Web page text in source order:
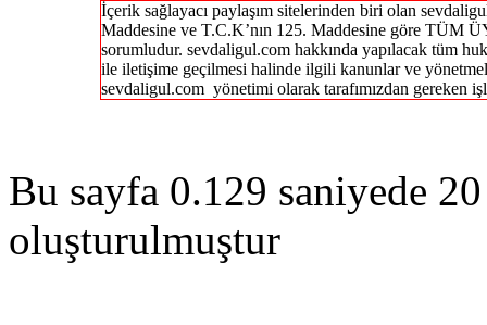
İçerik sağlayacı paylaşım sitelerinden biri olan
Maddesine ve T.C.K’nın 125. Maddesine göre TÜM
sorumludur. sevdaligul.com hakkında yapılacak tüm
ile iletişime geçilmesi halinde ilgili kanunlar ve
sevdaligul.com yönetimi olarak tarafımızdan gereken
Bu sayfa 0.129 saniyede
oluşturulmuştur